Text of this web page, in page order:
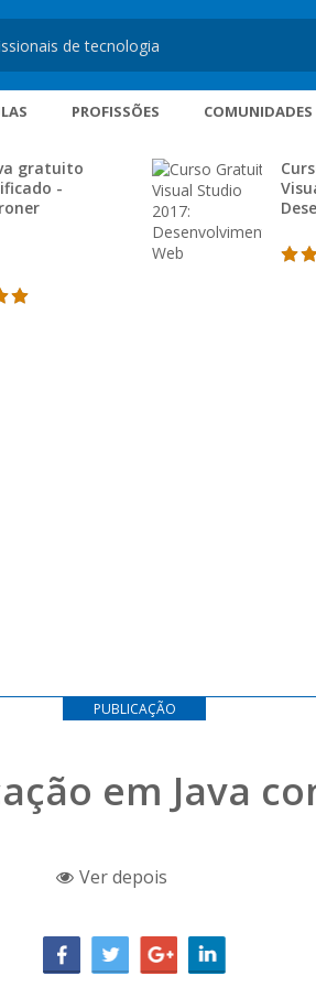
PROFISSÕES COMUNIDADES
gratuito
-
PUBLICAÇÃO
em Java
Ver depois